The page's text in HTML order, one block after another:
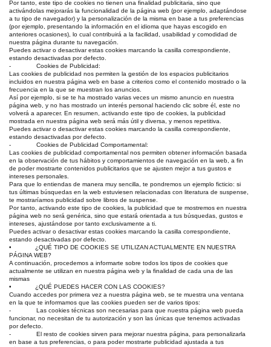
Por tanto, este tipo de cookies no tienen una finalidad publicitaria, sino que
activándolas mejorarás la funcionalidad de la página web (por ejemplo, adaptándose
a tu tipo de navegador) y la personalización de la misma en base a tus preferencias
(por ejemplo, presentando la información en el idioma que hayas escogido en
anteriores ocasiones), lo cual contribuirá a la facilidad, usabilidad y comodidad de
nuestra página durante tu navegación.
Puedes activar o desactivar estas cookies marcando la casilla correspondiente,
estando desactivadas por defecto.
- Cookies de Publicidad:
Las cookies de publicidad nos permiten la gestión de los espacios publicitarios
incluidos en nuestra página web en base a criterios como el contenido mostrado o la
frecuencia en la que se muestran los anuncios.
Así por ejemplo, si se te ha mostrado varias veces un mismo anuncio en nuestra
página web, y no has mostrado un interés personal haciendo clic sobre él, este no
volverá a aparecer. En resumen, activando este tipo de cookies, la publicidad
mostrada en nuestra página web será más útil y diversa, y menos repetitiva.
Puedes activar o desactivar estas cookies marcando la casilla correspondiente,
estando desactivadas por defecto.
- Cookies de Publicidad Comportamental:
Las cookies de publicidad comportamental nos permiten obtener información basada
en la observación de tus hábitos y comportamientos de navegación en la web, a fin
de poder mostrarte contenidos publicitarios que se ajusten mejor a tus gustos e
intereses personales.
Para que lo entiendas de manera muy sencilla, te pondremos un ejemplo ficticio: si
tus últimas búsquedas en la web estuviesen relacionadas con literatura de suspense,
te mostraríamos publicidad sobre libros de suspense.
Por tanto, activando este tipo de cookies, la publicidad que te mostremos en nuestra
página web no será genérica, sino que estará orientada a tus búsquedas, gustos e
intereses, ajustándose por tanto exclusivamente a ti.
Puedes activar o desactivar estas cookies marcando la casilla correspondiente,
estando desactivadas por defecto.
• ¿QUÉ TIPO DE COOKIES SE UTILIZAN ACTUALMENTE EN NUESTRA
PÁGINA WEB?
A continuación, procedemos a informarte sobre todos los tipos de cookies que
actualmente se utilizan en nuestra página web y la finalidad de cada una de las
mismas
• ¿QUÉ PUEDES HACER CON LAS COOKIES?
Cuando accedes por primera vez a nuestra página web, se te muestra una ventana
en la que te informamos que las cookies pueden ser de varios tipos:
- Las cookies técnicas son necesarias para que nuestra página web pueda
funcionar, no necesitan de tu autorización y son las únicas que tenemos activadas
por defecto.
- El resto de cookies sirven para mejorar nuestra página, para personalizarla
en base a tus preferencias, o para poder mostrarte publicidad ajustada a tus